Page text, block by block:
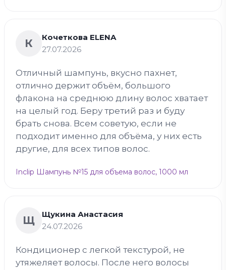
К
Кочеткова ELENA
27.07.2026
Отличный шампунь, вкусно пахнет,
отлично держит объём, большого
флакона на среднюю длину волос хватает
на целый год. Беру третий раз и буду
брать снова. Всем советую, если не
подходит именно для объёма, у них есть
другие, для всех типов волос.
Inclip Шампунь №15 для объема волос, 1000 мл
Щ
Щукина Анастасия
24.07.2026
Кондиционер с легкой текстурой, не
утяжеляет волосы. После него волосы